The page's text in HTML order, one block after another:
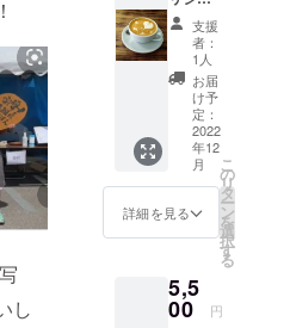
し
日より1
年間に
なりま
す。
コ） デ
ザート
カップ
の中
身・ア
ニマル
はお任
せにな
りま
す。 ア
ニマル
何が届
くかお
ルブレ
ンド詰
（200g
入） 当
店の使
用して
いるブ
レンド
コー
ヒーを
お家で
通常発
送にて
ご自宅
支援
者：
1人
お届
け予
定：
2022
年12
月
詳細を見る
こ
の
リ
タ
ー
ン
を
選
択
す
る
5,5
00 円